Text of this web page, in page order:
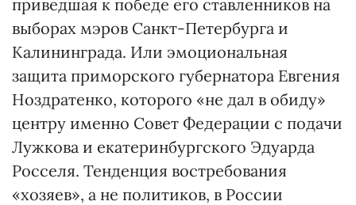
приведшая к победе его ставленников на
выборах мэров Санкт-Петербурга и
Калининграда. Или эмоциональная
защита приморского губернатора Евгения
Ноздратенко, которого «не дал в обиду»
центру именно Совет Федерации с подачи
Лужкова и екатеринбургского Эдуарда
Росселя. Тенденция востребования
«хозяев», а не политиков, в России